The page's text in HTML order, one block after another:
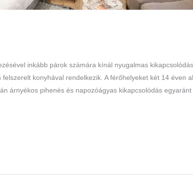
inkább párok számára kínál nyugalmas
konyhával rendelkezik. A férőhelyeket két 14 éven
árnyékos pihenés és napozóágyas kikapcsolódás egyaránt